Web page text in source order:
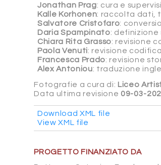
Jonathan Prag: cura e
Kalle Korhonen: raccolta dati,
Salvatore Cristofaro:
Daria Spampinato: definizione
Chiara Rita Grasso: revisione
Paola Venuti: revisione
Francesca Prado: revisione
Alex Antoniou: traduzione
Fotografie a cura di: Liceo
Data ultima revisione 09-03-
Download XML file
View XML file
PROGETTO FINANZIATO DA